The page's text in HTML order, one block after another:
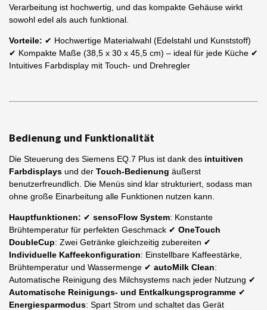
Verarbeitung ist hochwertig, und das kompakte Gehäuse wirkt
sowohl edel als auch funktional.
Vorteile: ✔ Hochwertige Materialwahl (Edelstahl und Kunststoff)
✔ Kompakte Maße (38,5 x 30 x 45,5 cm) – ideal für jede Küche ✔
Intuitives Farbdisplay mit Touch- und Drehregler
Bedienung und Funktionalität
Die Steuerung des Siemens EQ.7 Plus ist dank des intuitiven
Farbdisplays und der Touch-Bedienung äußerst
benutzerfreundlich. Die Menüs sind klar strukturiert, sodass man
ohne große Einarbeitung alle Funktionen nutzen kann.
Hauptfunktionen: ✔ sensoFlow System: Konstante
Brühtemperatur für perfekten Geschmack ✔ OneTouch
DoubleCup: Zwei Getränke gleichzeitig zubereiten ✔
Individuelle Kaffeekonfiguration: Einstellbare Kaffeestärke,
Brühtemperatur und Wassermenge ✔ autoMilk Clean:
Automatische Reinigung des Milchsystems nach jeder Nutzung ✔
Automatische Reinigungs- und Entkalkungsprogramme ✔
Energiesparmodus: Spart Strom und schaltet das Gerät